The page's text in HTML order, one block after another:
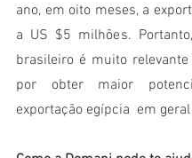
ano, em oito meses, a
a US $5 milhões.
brasileiro é muito
por obter maior
exportação egípcia  em